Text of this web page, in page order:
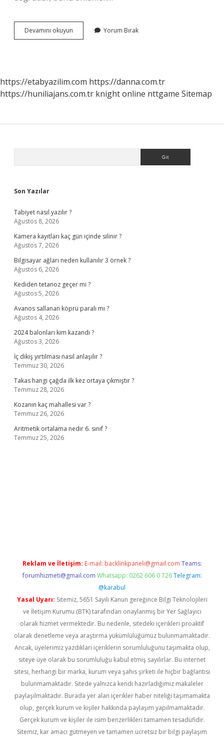
Devamını okuyun
Kalmak
Zaman
Tuvalete
Yorum Bırak
https://etabyazilim.com https://danna.com.tr
https://huniliajans.com.tr knight online nttgame Sitemap
Son Yazılar
Tabiyet nasıl yazılır ?
Ağustos 8, 2026
Kamera kayıtları kaç gün içinde silinir ?
Ağustos 7, 2026
Bilgisayar ağları neden kullanılır 3 örnek ?
Ağustos 6, 2026
Kediden tetanoz geçer mi ?
Ağustos 5, 2026
Avanos sallanan köprü paralı mı ?
Ağustos 4, 2026
2024 balonları kim kazandı ?
Ağustos 3, 2026
İç dikiş yırtılması nasıl anlaşılır ?
Temmuz 30, 2026
Takas hangi çağda ilk kez ortaya çıkmıştır ?
Temmuz 28, 2026
Kozanın kaç mahallesi var ?
Temmuz 26, 2026
Aritmetik ortalama nedir 6. sınıf ?
Temmuz 25, 2026
Reklam ve İletişim: E-mail: backlinkpaneli@gmail.com Teams:
forumhizmeti@gmail.com Whatsapp: 0262 606 0 726 Telegram:
@karabul
Yasal Uyarı: Sitemiz, 5651 Sayılı Kanun gereğince Bilgi Teknolojileri
ve İletişim Kurumu (BTK) tarafından onaylanmış bir Yer Sağlayıcı
olarak hizmet vermektedir. Bu nedenle, sitedeki içerikleri proaktif
olarak denetleme veya araştırma yükümlülüğümüz bulunmamaktadır.
Ancak, üyelerimiz yazdıkları içeriklerin sorumluluğunu taşımakta olup,
siteye üye olarak bu sorumluluğu kabul etmiş sayılırlar. Bu internet
sitesi, herhangi bir marka, kurum veya şahıs şirketi ile hiçbir bağlantısı
bulunmamaktadır. Sitede yalnızca kendi hazırladığımız makaleler
paylaşılmaktadır. Burada yer alan içerikler haber niteliği taşımamakta
olup, gerçek kurum ve kişiler hakkında paylaşım yapılmamaktadır.
Gerçek kurum ve kişiler ile isim benzerlikleri tamamen tesadüfidir.
Sitemiz, kar amacı gütmeyen ve tamamen ücretsiz bir bilgi paylaşım